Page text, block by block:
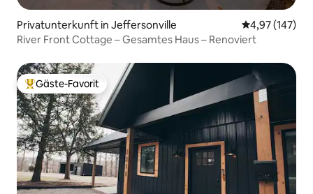
Privatunterkunft in Jeffersonville
4,97 (147)
River Front Cottage – Gesamtes Haus – Renoviert
Beliebter Gäste-Favorit.
Gäste-Favorit